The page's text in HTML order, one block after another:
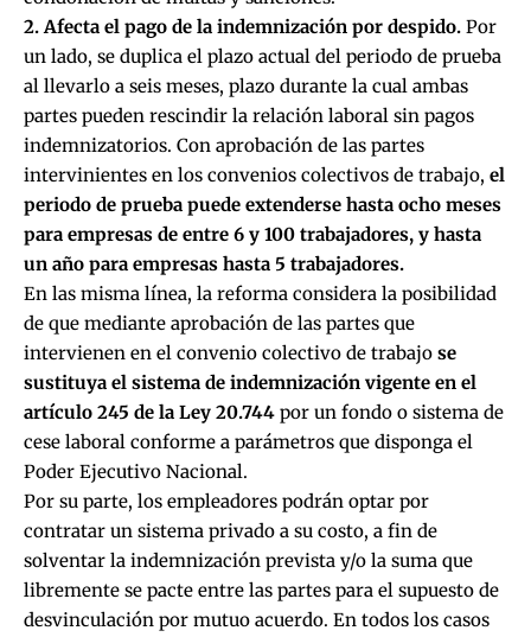
2. Afecta el pago de la indemnización por despido. Por
un lado, se duplica el plazo actual del periodo de prueba
al llevarlo a seis meses, plazo durante la cual ambas
partes pueden rescindir la relación laboral sin pagos
indemnizatorios. Con aprobación de las partes
intervinientes en los convenios colectivos de trabajo, el
periodo de prueba puede extenderse hasta ocho meses
para empresas de entre 6 y 100 trabajadores, y hasta
un año para empresas hasta 5 trabajadores.
En las misma línea, la reforma considera la posibilidad
de que mediante aprobación de las partes que
intervienen en el convenio colectivo de trabajo se
sustituya el sistema de indemnización vigente en el
artículo 245 de la Ley 20.744 por un fondo o sistema de
cese laboral conforme a parámetros que disponga el
Poder Ejecutivo Nacional.
Por su parte, los empleadores podrán optar por
contratar un sistema privado a su costo, a fin de
solventar la indemnización prevista y/o la suma que
libremente se pacte entre las partes para el supuesto de
desvinculación por mutuo acuerdo. En todos los casos